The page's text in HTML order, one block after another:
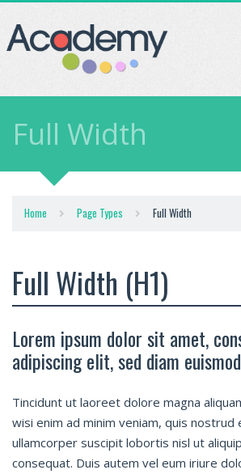
Full Width
Home Page Types Full Width
Full Width (H1)
Lorem ipsum dolor sit amet,
adipiscing elit, sed diam
Tincidunt ut laoreet dolore magna
wisi enim ad minim veniam, quis nostrud
ullamcorper suscipit lobortis nisl ut
consequat. Duis autem vel eum iriure